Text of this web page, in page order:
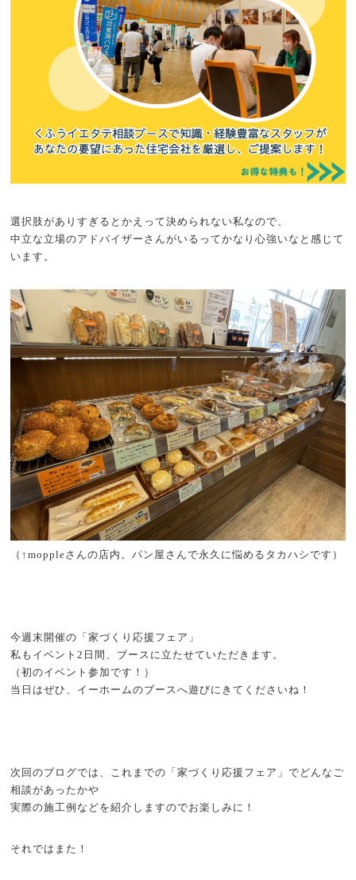
選択肢がありすぎるとかえって決められない私なので、
中立な立場のアドバイザーさんがいるってかなり心強いなと感じて
います。
（↑moppleさんの店内。パン屋さんで永久に悩めるタカハシです）
今週末開催の「家づくり応援フェア」
私もイベント2日間、ブースに立たせていただきます。
（初のイベント参加です！）
当日はぜひ、イーホームのブースへ遊びにきてくださいね！
次回のブログでは、これまでの「家づくり応援フェア」でどんなご
相談があったかや
実際の施工例などを紹介しますのでお楽しみに！
それではまた！